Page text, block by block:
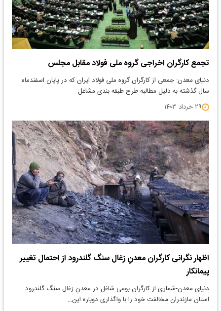
تجمع کارگران اخراجی گروه ملی فولاد مقابل مجلس
دنیای معدن: جمعی از کارگران گروه ملی فولاد ایران که در پایان اسفندماه
سال گذشته به دلیل مطالبه طرح طبقه بندی مشاغل…
۲۹ خرداد ۱۴۰۳
اظهار نگرانی کارگران معدنِ زغال سنگ گلندرود از احتمال تغییر
پیمانکار
دنیای معدن-شماری از کارگران بومی شاغل در معدنِ زغال سنگ گلندرود
استان مازندران مخالفت خود را با واگذاری دوباره این…